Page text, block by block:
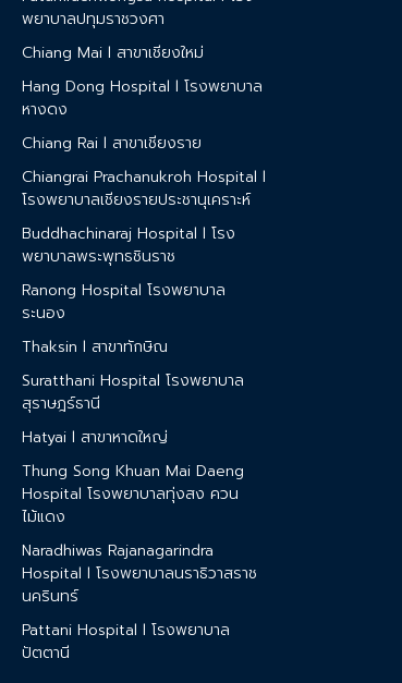
พยาบาลปทุมราชวงศา
Chiang Mai l สาขาเชียงใหม่
Hang Dong Hospital l โรงพยาบาล
หางดง
Chiang Rai l สาขาเชียงราย
Chiangrai Prachanukroh Hospital l
โรงพยาบาลเชียงรายประชานุเคราะห์
Buddhachinaraj Hospital l โรง
พยาบาลพระพุทธชินราช
Ranong Hospital โรงพยาบาล
ระนอง
Thaksin l สาขาทักษิณ
Suratthani Hospital โรงพยาบาล
สุราษฎร์ธานี
Hatyai l สาขาหาดใหญ่
Thung Song Khuan Mai Daeng
Hospital โรงพยาบาลทุ่งสง ควน
ไม้แดง
Naradhiwas Rajanagarindra
Hospital l โรงพยาบาลนราธิวาสราช
นครินทร์
Pattani Hospital l โรงพยาบาล
ปัตตานี